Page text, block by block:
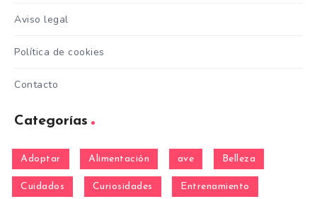
Aviso legal
Política de cookies
Contacto
Categorías
Adoptar Alimentación ave Belleza
Cuidados Curiosidades Entrenamiento